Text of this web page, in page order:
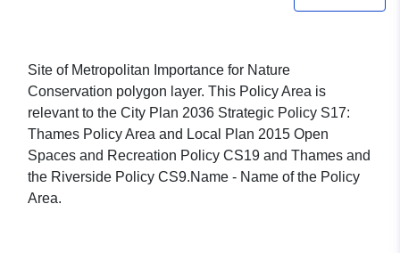
Site of Metropolitan Importance for Nature
Conservation polygon layer. This Policy Area is
relevant to the City Plan 2036 Strategic Policy S17:
Thames Policy Area and Local Plan 2015 Open
Spaces and Recreation Policy CS19 and Thames and
the Riverside Policy CS9.Name - Name of the Policy
Area.